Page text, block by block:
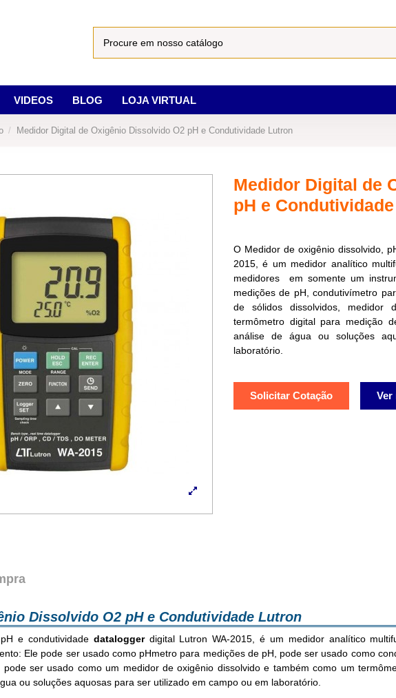
VIDEOS BLOG LOJA VIRTUAL
Medidor Digital de Oxigênio Dissolvido O2 pH e Condutividade Lutron
Medidor Digital de
pH e
O Medidor de oxigênio dissolvido,
2015, é um medidor analítico
medidores em somente um
medições de pH, condutivímetro
de sólidos dissolvidos, medidor
termômetro digital para medição
análise de água ou soluções
laboratório.
Solicitar Cotação Ver
Dissolvido O2 pH e Condutividade Lutron
e condutividade dataloggerdigital Lutron WA-2015, é um medidor analítico
Ele pode ser usado como pHmetro para medições de pH, pode ser usado como
ser usado como um medidor de oxigênio dissolvido e também como um
ou soluções aquosas para ser utilizado em campo ou em laboratório.